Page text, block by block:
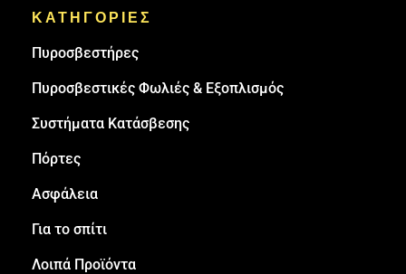
ΚΑΤΗΓΟΡΙΕΣ
Πυρoσβεστήρες
Πυροσβεστικές Φωλιές & Εξοπλισμός
Συστήματα Κατάσβεσης
Πόρτες
Ασφάλεια
Για το σπίτι
Λοιπά Προϊόντα